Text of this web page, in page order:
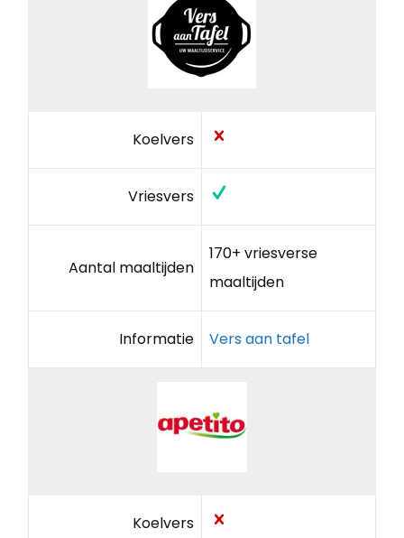
Koelvers
Vriesvers
Aantal maaltijden
170+ vriesverse
maaltijden
Informatie Vers aan tafel
Koelvers